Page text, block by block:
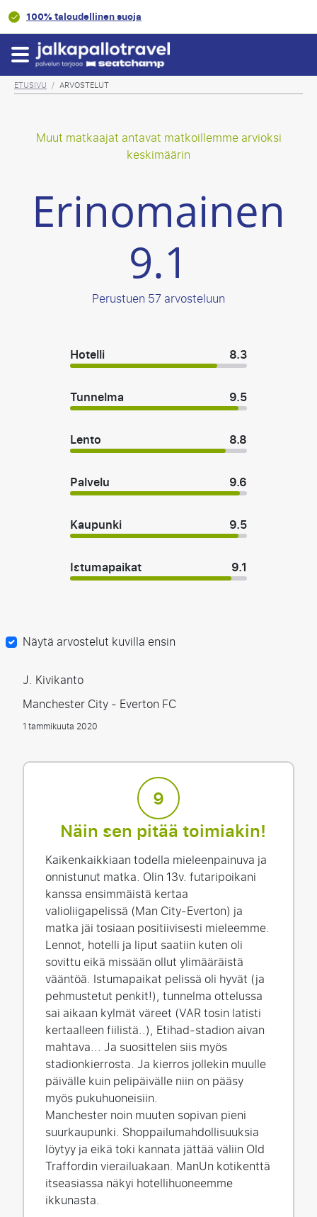
Asiakasluokitus9.1/10
ETUSIVU / ARVOSTELUT
Muut matkaajat antavat matkoillemme arvioksi
keskimäärin
Erinomainen
9.1
Perustuen 57 arvosteluun
Hotelli
8.3
Tunnelma
9.5
Lento
8.8
Palvelu
9.6
Kaupunki
9.5
Istumapaikat
9.1
Näytä arvostelut kuvilla ensin
J. Kivikanto
Manchester City - Everton FC
1 tammikuuta 2020
9
Näin sen pitää toimiakin!
Kaikenkaikkiaan todella mieleenpainuva ja
onnistunut matka. Olin 13v. futaripoikani
kanssa ensimmäistä kertaa
valioliigapelissä (Man City-Everton) ja
matka jäi tosiaan positiivisesti mieleemme.
Lennot, hotelli ja liput saatiin kuten oli
sovittu eikä missään ollut ylimääräistä
vääntöä. Istumapaikat pelissä oli hyvät (ja
pehmustetut penkit!), tunnelma ottelussa
sai aikaan kylmät väreet (VAR tosin latisti
kertaalleen fiilistä..), Etihad-stadion aivan
mahtava... Ja suosittelen siis myös
stadionkierrosta. Ja kierros jollekin muulle
päivälle kuin pelipäivälle niin on pääsy
myös pukuhuoneisiin.
Manchester noin muuten sopivan pieni
suurkaupunki. Shoppailumahdollisuuksia
löytyy ja eikä toki kannata jättää väliin Old
Traffordin vierailuakaan. ManUn kotikenttä
itseasiassa näkyi hotellihuoneemme
ikkunasta.